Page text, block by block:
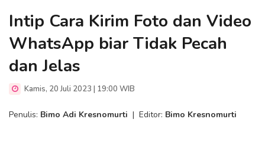
Intip Cara Kirim Foto dan Video
WhatsApp biar Tidak Pecah
dan Jelas
Kamis, 20 Juli 2023 | 19:00 WIB
Penulis: Bimo Adi Kresnomurti | Editor: Bimo Kresnomurti